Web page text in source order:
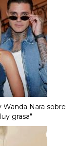
Nara sobre
grasa"